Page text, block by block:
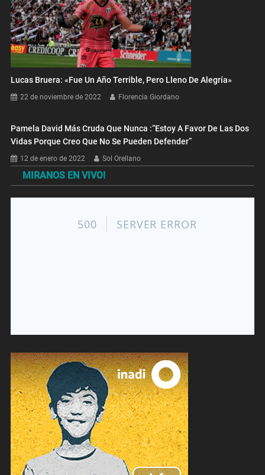
Lucas Bruera: «Fue Un Año Terrible, Pero Lleno De Alegría»
22 de noviembre de 2022 Florencia Giordano
Pamela David Más Cruda Que Nunca :“Estoy A Favor De Las Dos
Vidas Porque Creo Que No Se Pueden Defender”
12 de enero de 2022 Sol Orellano
MIRANOS EN VIVO!